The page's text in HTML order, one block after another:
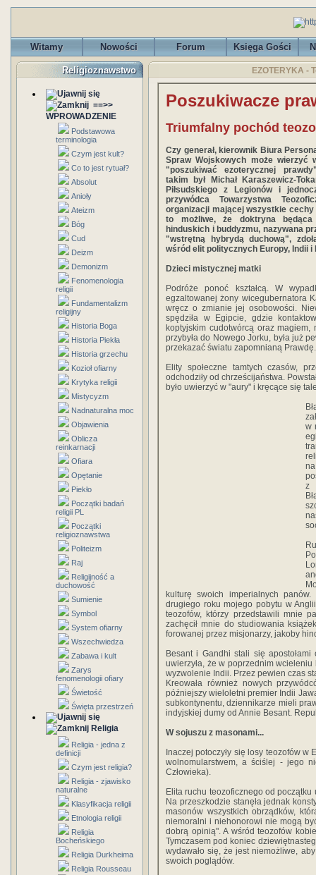
Witamy Nowości Forum Księga Gości
Religioznawstwo
==>>
WPROWADZENIE
Podstawowa
terminologia
Czym jest kult?
Co to jest rytuał?
Absolut
Anioły
Ateizm
Bóg
Cud
Deizm
Demonizm
Fenomenologia
religii
Fundamentalizm
religijny
Historia Boga
Historia Piekła
Historia grzechu
Kozioł ofiarny
Krytyka religii
Mistycyzm
Nadnaturalna moc
Objawienia
Oblicza
reinkarnacji
Ofiara
Opętanie
Piekło
Początki badań
religii PL
Początki
religioznawstwa
Politeizm
Raj
Religijność a
duchowość
Sumienie
Symbol
System ofiarny
Wszechwiedza
Zabawa i kult
Zarys
fenomenologii ofiary
Świetość
Święta przestrzeń
Religia
Religia - jedna z
definicji
Czym jest religia?
Religia - zjawisko
naturalne
Klasyfikacja religii
Etnologia religii
Religia
Bocheńskiego
Religia Durkheima
Religia Rousseau
EZOTERYKA -
Poszukiwacze
Triumfalny pochód
Czy generał, kierownik Biura
Spraw Wojskowych może wierzyć
"poszukiwać ezoterycznej
takim był Michał Karaszewicz-
Piłsudskiego z Legionów i
przywódca Towarzystwa
organizacji mającej wszystkie
to możliwe, że doktryna będąca
hinduskich i buddyzmu, nazywana
"wstrętną hybrydą duchową",
wśród elit politycznych Europy, Indii i
Dzieci mistycznej matki
Podróże ponoć kształcą. W
egzaltowanej żony wicegubernatora
wręcz o zmianie jej osobowości.
spędziła w Egipcie, gdzie
koptyjskim cudotwórcą oraz
przybyła do Nowego Jorku, była już
przekazać światu zapomnianą Prawdę.
Elity społeczne tamtych czasów,
odchodziły od chrześcijaństwa.
było uwierzyć w "aury" i kręcące się
w
z
kulturę swoich imperialnych
drugiego roku mojego pobytu w
teozofów, którzy przedstawili mnie
zachęcił mnie do studiowania
forowanej przez misjonarzy, jakoby
Besant i Gandhi stali się
uwierzyła, że w poprzednim
wyzwolenie Indii. Przez pewien czas
Kreowała również nowych
późniejszy wieloletni premier Indii
subkontynentu, dziennikarze mieli
indyjskiej dumy od Annie Besant.
W sojuszu z masonami...
Inaczej potoczyły się losy teozofów
wolnomularstwem, a ściślej - jego
Człowieka).
Elita ruchu teozoficznego od początku
Na przeszkodzie stanęła jednak
masonów wszystkich obrządków,
niemoralni i niehonorowi nie mogą
dobrą opinią". A wśród teozofów
Tymczasem pod koniec
wydawało się, że jest niemożliwe,
swoich poglądów.